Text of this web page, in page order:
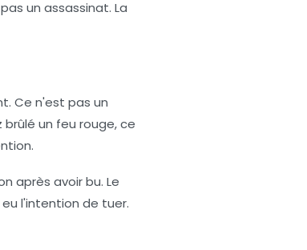
un assassinat. La
. Ce n'est pas un
un feu rouge, ce
après avoir bu. Le
l'intention de tuer.